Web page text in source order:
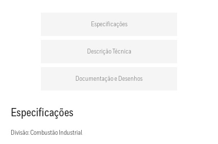
Especificações
Descrição Técnica
Documentação e Desenhos
Especificações
Divisão: Combustão Industrial